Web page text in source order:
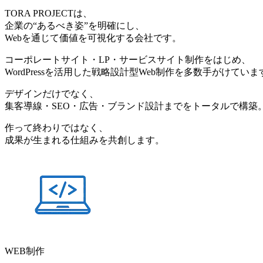
TORA PROJECTは、
企業の“あるべき姿”を明確にし、
Webを通じて価値を可視化する会社です。
コーポレートサイト・LP・サービスサイト制作をはじめ、
WordPressを活用した戦略設計型Web制作を多数手がけていま
デザインだけでなく、
集客導線・SEO・広告・ブランド設計までをトータルで構築
作って終わりではなく、
成果が生まれる仕組みを共創します。
WEB制作